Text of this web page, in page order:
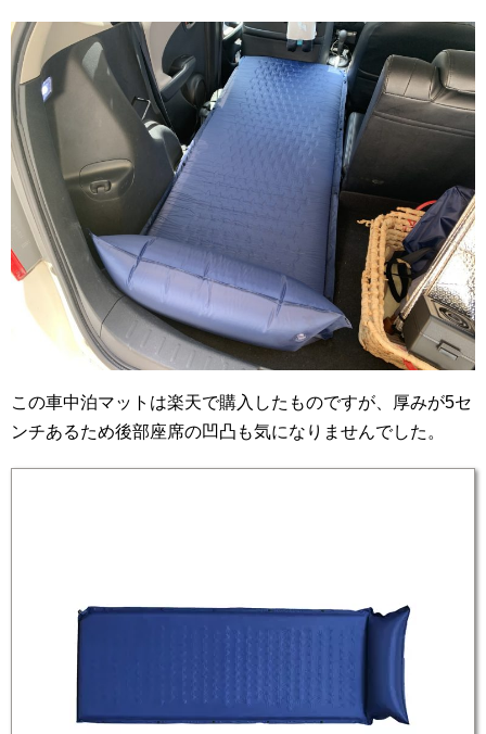
この車中泊マットは楽天で購入したものですが、厚みが5セ
ンチあるため後部座席の凹凸も気になりませんでした。